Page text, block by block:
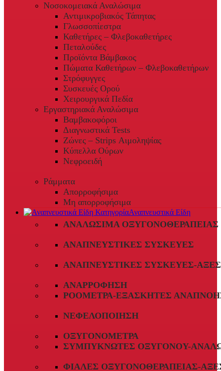
Νοσοκομειακά Αναλώσιμα
Αντιμικροβιακός Τάπητας
Γλωσσοπίεστρα
Καθετήρες – Φλεβοκαθετήρες
Πεταλούδες
Προϊόντα Βάμβακος
Πώματα Καθετήρων – Φλεβοκαθετήρων
Στρόφυγγες
Συσκευές Ορού
Χειρουργικά Πεδία
Εργαστηριακά Αναλώσιμα
Βαμβακοφόροι
Διαγνωστικά Tests
Ζώνες – Strips Αιμοληψίας
Κύπελλα Ούρων
Νεφροειδή
Ράμματα
Απορροφήσιμα
Μη απορροφήσιμα
Αναπνευστικά Είδη
ΑΝΑΛΏΣΙΜΑ ΟΞΥΓΟΝΟΘΕΡΑΠΕΊΑΣ
ΑΝΑΠΝΕΥΣΤΙΚΈΣ ΣΥΣΚΕΥΈΣ
ΑΝΑΠΝΕΥΣΤΙΚΈΣ ΣΥΣΚΕΥΈΣ-
ΑΝΑΡΡΌΦΗΣΗ
ΡΟΌΜΕΤΡΑ-ΕΞΑΣΚΗΤΈΣ
ΝΕΦΕΛΟΠΟΊΗΣΗ
ΟΞΥΓΟΝΌΜΕΤΡΑ
ΣΥΜΠΥΚΝΩΤΈΣ ΟΞΥΓΌΝΟΥ-
ΦΙΆΛΕΣ ΟΞΥΓΟΝΟΘΕΡΑΠΕΊΑΣ-